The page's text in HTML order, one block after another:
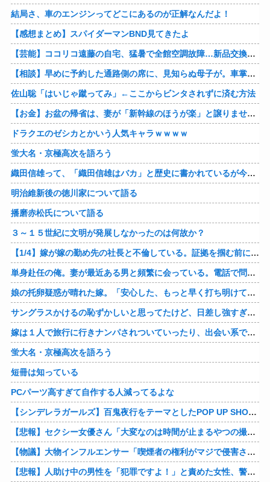
結局さ、車のエンジンってどこにあるのが正解なんだよ！
【感想まとめ】スパイダーマンBND見てきたよ
【芸能】ココリコ遠藤の自宅、猛暑で全館空調故障…新品交換費300万円…高額費用に「高すぎる」
【相談】早めに予約した通路側の席に、見知らぬ母子が。車掌の呼びかけにも「目を閉じて無視」して居座られました。無理やり奪われた席は、結局“やったもん勝ち”になってしまうのでしょうか？
佐山聡「はいじゃ蹴ってみ」←ここからビンタされずに済む方法
【お金】お盆の帰省は、妻が「新幹線のほうが楽」と譲りません。東京から大阪まで家族4人だと往復「10万円」近くかかるため、私は車で節約したいのですが、実際の費用はどれくらい違うのでしょうか？
ドラクエのゼシカとかいう人気キャラｗｗｗｗ
蛍大名・京極高次を語ろう
織田信雄って、「織田信雄はバカ」と歴史に書かれているが今まで家が残っているんでバカではないよな？
明治維新後の徳川家について語る
播磨赤松氏について語る
３～１５世紀に文明が発展しなかったのは何故か？
【1/4】嫁が嫁の勤め先の社長と不倫している。証拠を掴む前に嫁から離婚を切り出されたので、ハッタリかまして証拠を握っているフリしたら、向こうから示談話を振ってきたｗ
単身赴任の俺。妻が最近ある男と頻繁に会っている。電話で問い詰めた。「好きなのはアナタ、でも会えないのがツライ、寂しいから・・・」妻は、その男と不倫関係に発展した様だ…
娘の托卵疑惑が晴れた嫁。「安心した、もっと早く打ち明けて鑑定しておけばよかった」と。そして「今度こそ家族三人で幸せになりたい」と言い出した！！ごめんこうむるわｗｗ
サングラスかけるの恥ずかしいと思ってたけど、日差し強すぎてサングラスかけ始めたわ
嫁は１人で旅行に行きナンパされついていったり、出会い系で知り合った男と会ったりした。しかも酔っていて避妊もしてなかった。そしてやはり自分には夫しかいないと思ったんだとｗ
蛍大名・京極高次を語ろう
短冊は知っている
PCパーツ高すぎて自作する人減ってるよな
【シンデレラガールズ】百鬼夜行をテーマとしたPOP UP SHOPが東京・大阪にて開催
【悲報】セクシー女優さん「大変なのは時間が止まるやつの撮影」←ばらしてしまうｗ
【物議】大物インフルエンサー「喫煙者の権利がマジで侵害されてる。いくら税金払ってるんだ」他
【悲報】人助け中の男性を「犯罪ですよ！」と責めた女性、警察が来た瞬間逃げる他